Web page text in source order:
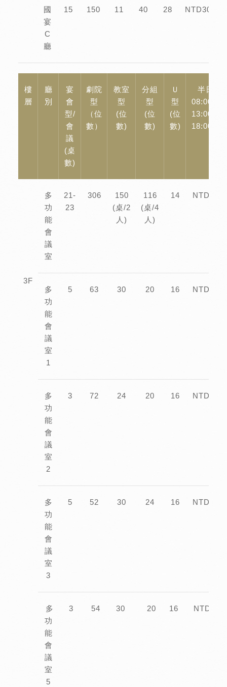
國
宴
C
廳
15 150 11 40 28
樓
層
廳
別
宴
會
型/
會
議
(桌
數)
劇院
型
（位
數）
教室
型
(位
數)
分組
型
(位
數)
Ｕ
型
(位
數)
半日場
08:00-
13:00-
18:00-
3F
多
功
能
會
議
室
21-
23
306
150
(桌/2
人)
116
(桌/4
人)
14
多
功
能
會
議
室
1
5 63 30 20 16
多
功
能
會
議
室
2
3 72 24 20 16
多
功
能
會
議
室
3
5 52 30 24 16
多
功
能
會
議
室
5
3 54 30 20 16